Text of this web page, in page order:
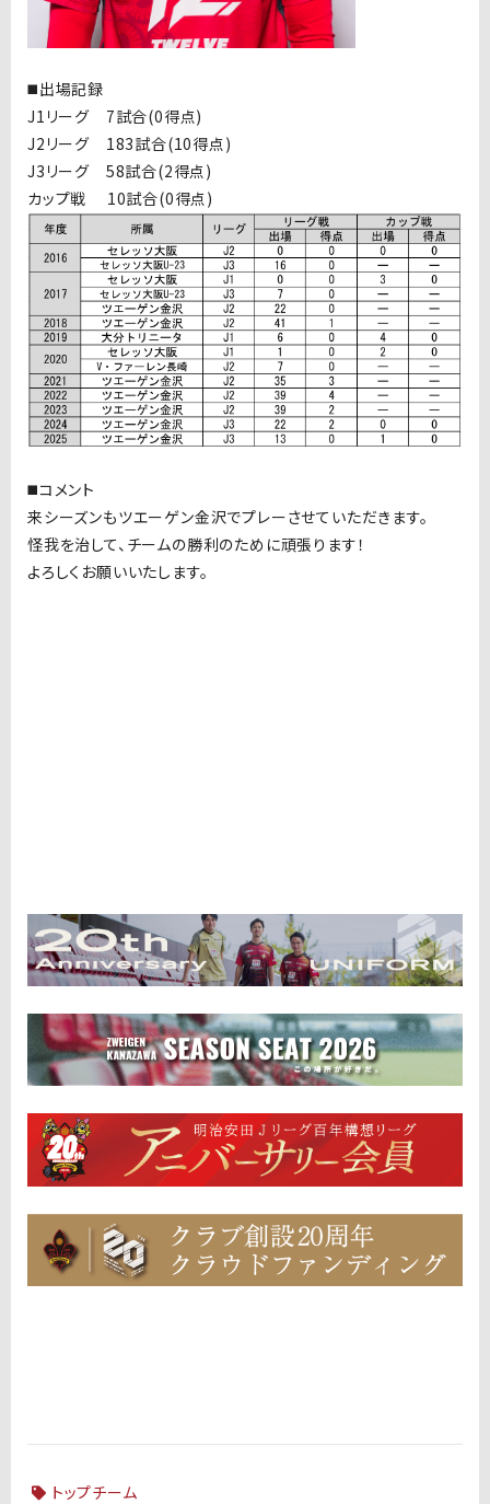
◼️出場記録
J1リーグ 7試合(0得点)
J2リーグ 183試合(10得点)
J3リーグ 58試合(2得点)
カップ戦 10試合(0得点)
◼️コメント
来シーズンもツエーゲン金沢でプレーさせていただきます。
怪我を治して、チームの勝利のために頑張ります！
よろしくお願いいたします。
トップチーム